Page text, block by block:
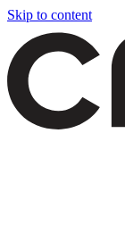
Skip to content